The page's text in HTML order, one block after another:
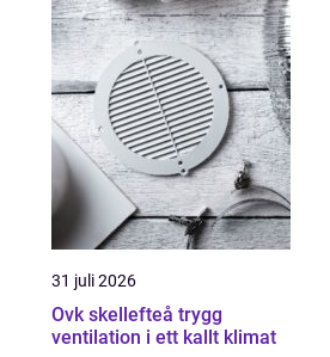
31 juli 2026
Ovk skellefteå trygg
ventilation i ett kallt klimat